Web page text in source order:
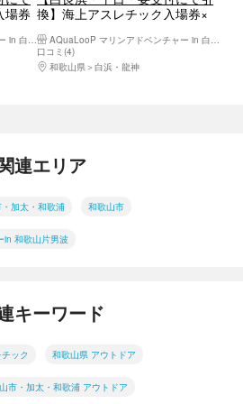
場券
AQuaLooP マリンアドベンチャー in 白良浜
換】海上アスレチック入場券×
1,000円つき
AQuaLooP マリンアドベンチャー in 白良浜
口コミ(4)
和歌山県
白浜・龍神
連エリア
加太・和歌浦 和歌山市
in 和歌山片男波
キーワード
ック 和歌山県 アウトドア
市・加太・和歌浦 アウトドア